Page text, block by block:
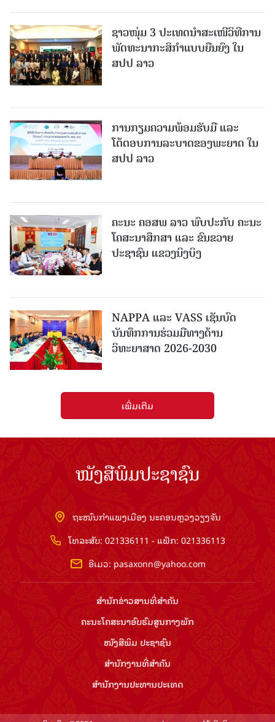
ຊາວໜຸ່ມ 3 ປະເທດນຳສະເໜີວິທີການ
ພັດທະນາກະສິກຳແບບຍືນຍົງ ໃນ
ສປປ ລາວ
ການກຽມຄວາມພ້ອມຮັບມື ແລະ
ໂຕ້ຕອບການລະບາດຂອງພະຍາດ ໃນ
ສປປ ລາວ
ຄະນະ ຄອສພ ລາວ ພົບປະກັບ ຄະນະ
ໂຄສະນາສຶກສາ ແລະ ຂົນຂວາຍ
ປະຊາຊົນ ແຂວງນິງບິງ
NAPPA ແລະ VASS ເຊັນບົດ
ບັນທຶກການຮ່ວມມືທາງດ້ານ
ວິທະຍາສາດ 2026-2030
ເພີ່ມເຕີມ
ໜັງສືພິມປະຊາຊົນ
ຖະໜົນກຳແພງເມືອງ ນະຄອນຫຼວງວຽງຈັນ
ໂທລະສັບ: 021336111 - ແຟັກ: 021336113
ອີເມວ: pasaxonn@yahoo.com
ສຳ​ນັກ​ຂ່າວ​ສານ​ທີ່​ສຳ​ຄັນ​
ຄະນະໂຄສະນາອົບຮົມ​ສູນ​ກາງ​ພັກ
ໜັງສືພິມ ປະ​ຊາ​ຊົນ
ສຳ​ນັກ​ງານ​ທີ່​ສຳ​ຄັນ
ສຳ​ນັກ​ງານ​ປະ​ທານ​ປະ​ເທດ